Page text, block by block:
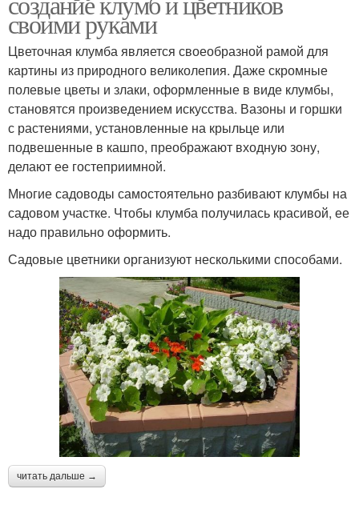
своими руками
Цветочная клумба является своеобразной рамой для
картины из природного великолепия. Даже скромные
полевые цветы и злаки, оформленные в виде клумбы,
становятся произведением искусства. Вазоны и горшки
с растениями, установленные на крыльце или
подвешенные в кашпо, преображают входную зону,
делают ее гостеприимной.
Многие садоводы самостоятельно разбивают клумбы на
садовом участке. Чтобы клумба получилась красивой, ее
надо правильно оформить.
Садовые цветники организуют несколькими способами.
читать дальше →